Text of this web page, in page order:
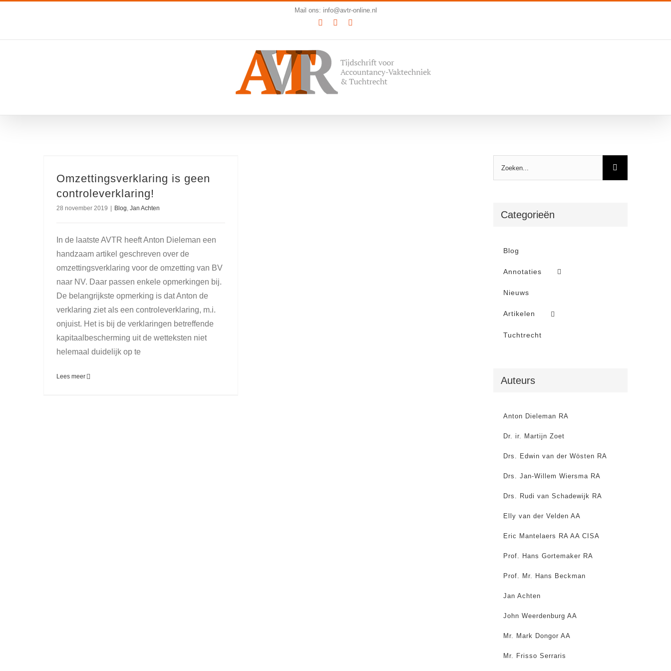
Mail ons: info@avtr-online.nl
YouTubeLinkedIn
Omzettingsverklaring is geen
controleverklaring!
28 november 2019 Blog, Jan Achten
In de laatste AVTR heeft Anton Dieleman een
handzaam artikel geschreven over de
omzettingsverklaring voor de omzetting van BV
naar NV. Daar passen enkele opmerkingen bij.
De belangrijkste opmerking is dat Anton de
verklaring ziet als een controleverklaring, m.i.
onjuist. Het is bij de verklaringen betreffende
kapitaalbescherming uit de wetteksten niet
helemaal duidelijk op te
Lees meer
Categorieën
Blog
Annotaties
Nieuws
Artikelen
Tuchtrecht
Auteurs
Anton Dieleman RA
Dr. ir. Martijn Zoet
Drs. Edwin van der Wösten RA
Drs. Jan-Willem Wiersma RA
Drs. Rudi van Schadewijk RA
Elly van der Velden AA
Eric Mantelaers RA AA CISA
Prof. Hans Gortemaker RA
Prof. Mr. Hans Beckman
Jan Achten
John Weerdenburg AA
Mr. Mark Dongor AA
Mr. Frisso Serraris